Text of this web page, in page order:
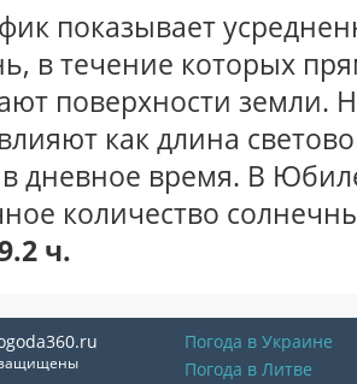
показывает
в течение которых
поверхности земли.
как длина
в дневное время. В
количество
ч.
защищены
Погода в Украине
Погода в Литве